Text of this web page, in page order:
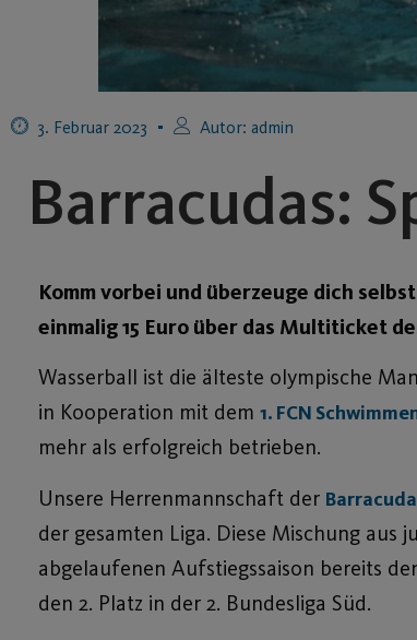
3. Februar 2023 Autor: admin
Barracudas:
Komm vorbei und überzeuge dich
einmalig 15 Euro über das Multiticket
Wasserball ist die älteste olympische
in Kooperation mit dem 1. FCN
mehr als erfolgreich betrieben.
Unsere Herrenmannschaft der
der gesamten Liga. Diese Mischung aus
abgelaufenen Aufstiegssaison bereits
den 2. Platz in der 2. Bundesliga Süd.